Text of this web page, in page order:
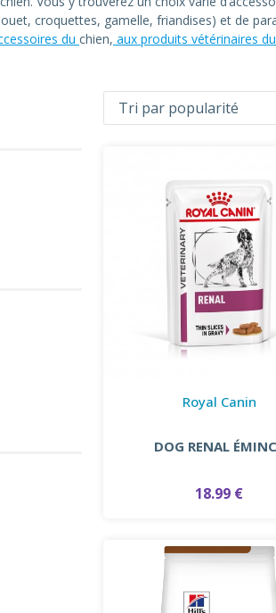
croquettes, gamelle, friandises) et de
du chien, aux produits vétérinaires
Royal Canin
DOG RENAL
18.99 €